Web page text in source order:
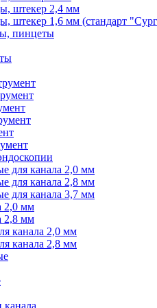
штекер 2,4 мм
штекер 1,6 мм (стандарт
пинцеты
для канала 2,0 мм
для канала 2,8 мм
для канала 3,7 мм
2,0 мм
2,8 мм
канала 2,0 мм
канала 2,8 мм